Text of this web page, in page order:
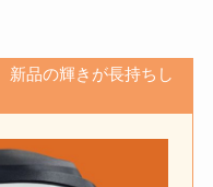
新品の輝きが長持ちし